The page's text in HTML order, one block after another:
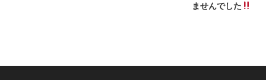
ませんでした